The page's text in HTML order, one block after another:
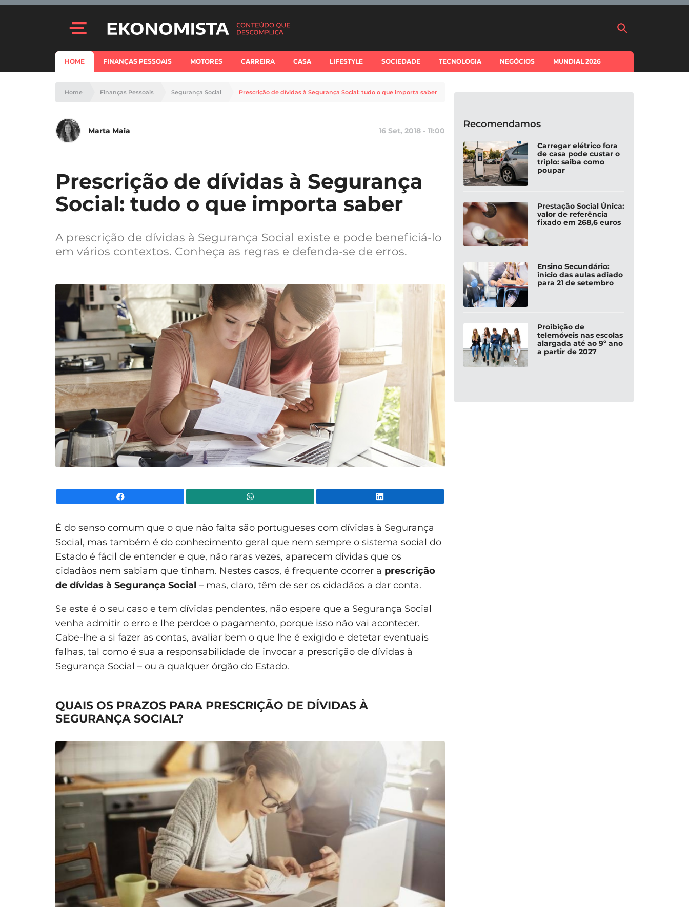
HOME FINANÇAS PESSOAIS MOTORES CARREIRA CASA LIFESTYLE SOCIEDADE TECNOLOGIA NEGÓCIOS MUNDIAL 2026
Home Finanças Pessoais Segurança Social Prescrição de dívidas à Segurança Social: tudo o que importa saber
Marta Maia 16 Set, 2018 - 11:00
Prescrição de dívidas à Segurança
Social: tudo o que importa saber
A prescrição de dívidas à Segurança Social existe e pode beneficiá-lo
em vários contextos. Conheça as regras e defenda-se de erros.
É do senso comum que o que não falta são portugueses com dívidas à Segurança
Social, mas também é do conhecimento geral que nem sempre o sistema social do
Estado é fácil de entender e que, não raras vezes, aparecem dívidas que os
cidadãos nem sabiam que tinham. Nestes casos, é frequente ocorrer a prescrição
de dívidas à Segurança Social – mas, claro, têm de ser os cidadãos a dar conta.
Se este é o seu caso e tem dívidas pendentes, não espere que a Segurança Social
venha admitir o erro e lhe perdoe o pagamento, porque isso não vai acontecer.
Cabe-lhe a si fazer as contas, avaliar bem o que lhe é exigido e detetar eventuais
falhas, tal como é sua a responsabilidade de invocar a prescrição de dívidas à
Segurança Social – ou a qualquer órgão do Estado.
QUAIS OS PRAZOS PARA PRESCRIÇÃO DE DÍVIDAS À
SEGURANÇA SOCIAL?
Recomendamos
Carregar elétrico fora
de casa pode custar o
triplo: saiba como
poupar
Prestação Social Única:
valor de referência
fixado em 268,6 euros
Ensino Secundário:
início das aulas adiado
para 21 de setembro
Proibição de
telemóveis nas escolas
alargada até ao 9º ano
a partir de 2027